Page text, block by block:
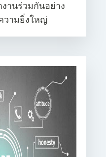
านร่วมกันอย่าง
วามยิ่งใหญ่